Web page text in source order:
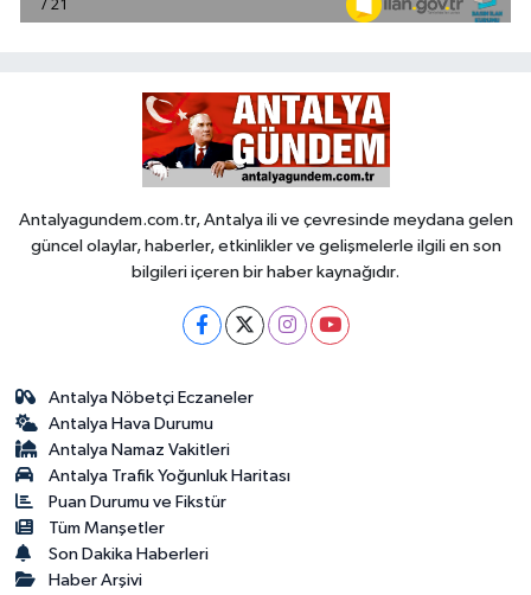
Antalyagundem.com.tr, Antalya ili ve çevresinde meydana gelen
güncel olaylar, haberler, etkinlikler ve gelişmelerle ilgili en son
bilgileri içeren bir haber kaynağıdır.
Antalya Nöbetçi Eczaneler
Antalya Hava Durumu
Antalya Namaz Vakitleri
Antalya Trafik Yoğunluk Haritası
Puan Durumu ve Fikstür
Tüm Manşetler
Son Dakika Haberleri
Haber Arşivi